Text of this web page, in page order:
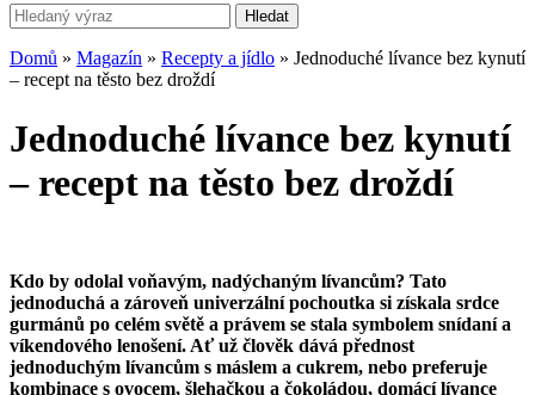
Hledat
Domů » Magazín » Recepty a jídlo » Jednoduché lívance bez kynutí
– recept na těsto bez droždí
Jednoduché lívance bez kynutí
– recept na těsto bez droždí
Kdo by odolal voňavým, nadýchaným lívancům? Tato
jednoduchá a zároveň univerzální pochoutka si získala srdce
gurmánů po celém světě a právem se stala symbolem snídaní a
víkendového lenošení. Ať už člověk dává přednost
jednoduchým lívancům s máslem a cukrem, nebo preferuje
kombinace s ovocem, šlehačkou a čokoládou, domácí lívance